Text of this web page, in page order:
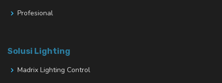
Profesional
Solusi Lighting
Madrix Lighting Control